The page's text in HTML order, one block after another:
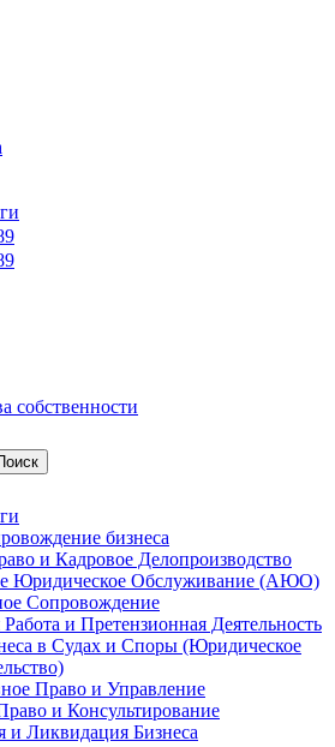
собственности
бизнеса
и Кадровое Делопроизводство
Юридическое Обслуживание (АЮО)
Сопровождение
и Претензионная Деятельность
в Судах и Споры (Юридическое
Право и Управление
и Консультирование
и Ликвидация Бизнеса